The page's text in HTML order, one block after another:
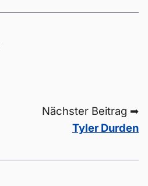
Nächster Beitrag ➡
Tyler Durden